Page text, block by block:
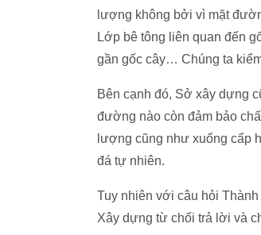
lượng không bởi vì mặt
Lớp bê tông liên quan đến
gần gốc cây… Chúng ta
Bên cạnh đó, Sở xây dựng
đường nào còn đảm bảo
lượng cũng như xuống cấp
đá tự nhiên.
Tuy nhiên với câu hỏi
Xây dựng từ chối trả lời và